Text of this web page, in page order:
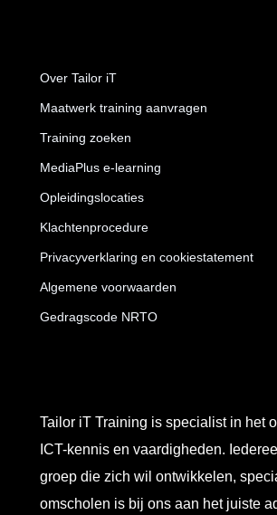
Tailor iT Training is specialist in het
ICT-kennis en vaardigheden.
groep die zich wil ontwikkelen,
omscholen is bij ons aan het juiste
Over Tailor iT
Maatwerk training aanvragen
Training zoeken
MediaPlus e-learning
Opleidingslocaties
Klachtenprocedure
Privacyverklaring en cookiestatement
Algemene voorwaarden
Gedragscode NRTO